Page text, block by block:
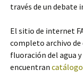
través de un debate
El sitio de internet
completo archivo
fluoración del agua
encuentran